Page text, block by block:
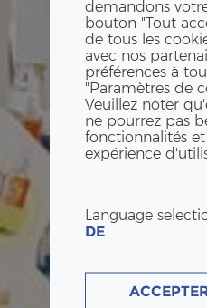
demandons
bouton "Tout
de tous les
avec nos
préférences à
"Paramètres de
Veuillez noter
ne pourrez pas
fonctionnalités
expérience
Language
DE